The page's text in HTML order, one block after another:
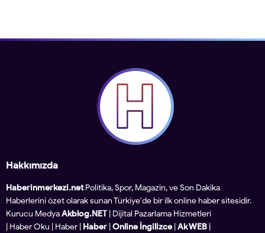
Hakkımızda
Haberinmerkezi.netPolitika, Spor, Magazin, ve Son Dakika
Haberlerini özet olarak sunan Türkiye'de bir ilk online haber sitesidir.
Kurucu MedyaAkblog.NET | Dijital Pazarlama Hizmetleri
Haber Oku Haber Haber Online İngilizce Ak WEB